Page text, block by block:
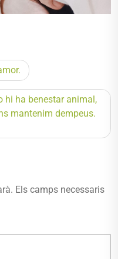
hi ha benestar animal,
mantenim dempeus.
Els camps necessaris